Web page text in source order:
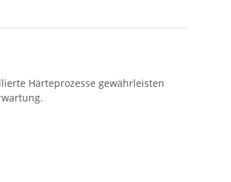
Härteprozesse gewährleisten